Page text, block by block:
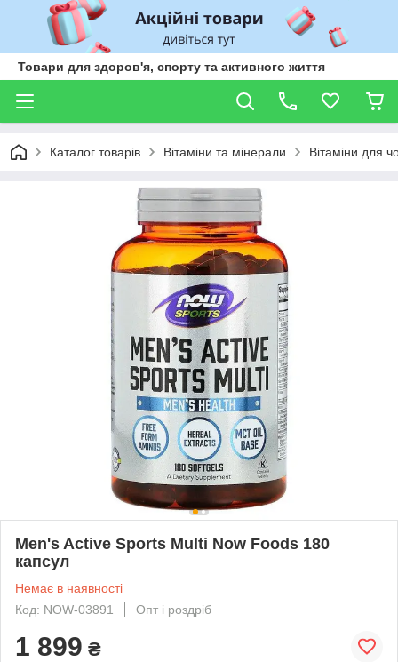
Товари для здоров'я, спорту та активного життя
Каталог товарів Вітаміни та мінерали Вітаміни для
Men's Active Sports Multi Now Foods 180
капсул
Немає в наявності
Код: NOW-03891
Опт і роздріб
1 899 ₴